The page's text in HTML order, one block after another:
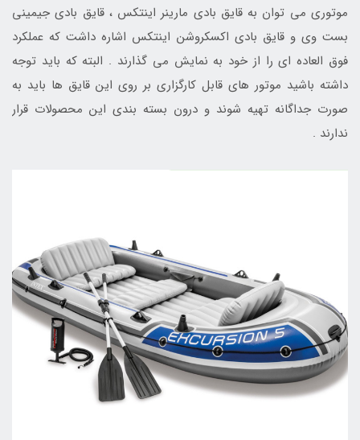
موتوری می توان به قایق بادی مارینر اینتکس ، قایق بادی جیمینی
بست وی و قایق بادی اکسکروشن اینتکس اشاره داشت که عملکرد
فوق العاده ای را از خود به نمایش می گذارند . البته که باید توجه
داشته باشید موتور های قابل کارگزاری بر روی این قایق ها باید به
صورت جداگانه تهیه شوند و درون بسته بندی این محصولات قرار
ندارند .